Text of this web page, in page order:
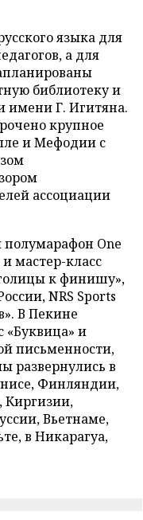
языка для
а для
библиотеку и
имени Г. Игитяна.
крупное
и Мефодии с
ассоциации
One
мастер-класс
к финишу»,
NRS Sports
В Пекине
«Буквица» и
письменности,
развернулись в
Финляндии,
Киргизии,
Вьетнаме,
в Никарагуа,